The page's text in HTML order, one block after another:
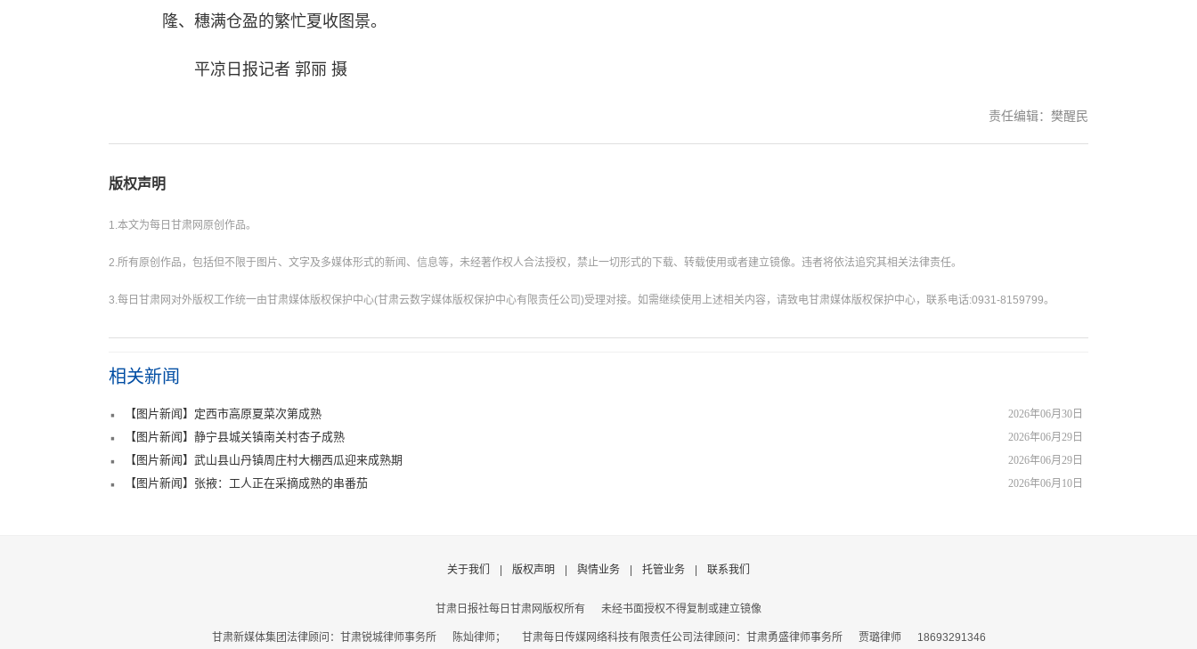
隆、穗满仓盈的繁忙夏收图景。
平凉日报记者 郭丽 摄
责任编辑：樊醒民
版权声明
1.本文为每日甘肃网原创作品。
2.所有原创作品，包括但不限于图片、文字及多媒体形式的新闻、信息等，未经著作权人合法授权，禁止一切形式的下载、转载使用或者建立镜像。违者将依法追究其相关法律责任。
3.每日甘肃网对外版权工作统一由甘肃媒体版权保护中心(甘肃云数字媒体版权保护中心有限责任公司)受理对接。如需继续使用上述相关内容，请致电甘肃媒体版权保护中心，联系电话:0931-8159799。
相关新闻
2026年06月30日
【图片新闻】定西市高原夏菜次第成熟
2026年06月29日
【图片新闻】静宁县城关镇南关村杏子成熟
2026年06月29日
【图片新闻】武山县山丹镇周庄村大棚西瓜迎来成熟期
2026年06月10日
【图片新闻】张掖：工人正在采摘成熟的串番茄
关于我们 版权声明 舆情业务 托管业务 联系我们
甘肃日报社每日甘肃网版权所有 未经书面授权不得复制或建立镜像
甘肃新媒体集团法律顾问：甘肃锐城律师事务所 陈灿律师； 甘肃每日传媒网络科技有限责任公司法律顾问：甘肃勇盛律师事务所 贾璐律师 18693291346